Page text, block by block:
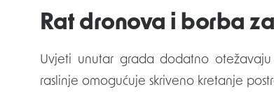
Rat dronova i borba
Uvjeti unutar grada dodatno
raslinje omogućuje skriveno kretanje